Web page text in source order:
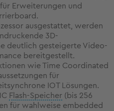
Erweiterungen und
ausgestattet, werden
3D-
deutlich gesteigerte Video-
bereitgestellt.
wie Time Coordinated
für
IOT Lösungen.
Flash-Speicher (bis 256
für wahlweise embedded